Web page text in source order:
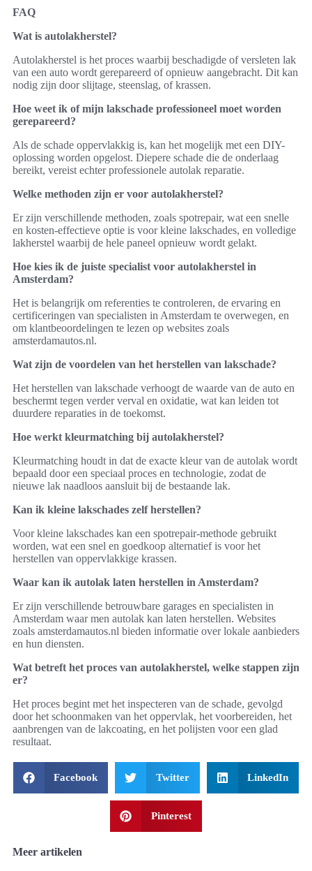
FAQ
Wat is autolakherstel?
Autolakherstel is het proces waarbij beschadigde of versleten lak
van een auto wordt gerepareerd of opnieuw aangebracht. Dit kan
nodig zijn door slijtage, steenslag, of krassen.
Hoe weet ik of mijn lakschade professioneel moet worden
gerepareerd?
Als de schade oppervlakkig is, kan het mogelijk met een DIY-
oplossing worden opgelost. Diepere schade die de onderlaag
bereikt, vereist echter professionele autolak reparatie.
Welke methoden zijn er voor autolakherstel?
Er zijn verschillende methoden, zoals spotrepair, wat een snelle
en kosten-effectieve optie is voor kleine lakschades, en volledige
lakherstel waarbij de hele paneel opnieuw wordt gelakt.
Hoe kies ik de juiste specialist voor autolakherstel in
Amsterdam?
Het is belangrijk om referenties te controleren, de ervaring en
certificeringen van specialisten in Amsterdam te overwegen, en
om klantbeoordelingen te lezen op websites zoals
amsterdamautos.nl.
Wat zijn de voordelen van het herstellen van lakschade?
Het herstellen van lakschade verhoogt de waarde van de auto en
beschermt tegen verder verval en oxidatie, wat kan leiden tot
duurdere reparaties in de toekomst.
Hoe werkt kleurmatching bij autolakherstel?
Kleurmatching houdt in dat de exacte kleur van de autolak wordt
bepaald door een speciaal proces en technologie, zodat de
nieuwe lak naadloos aansluit bij de bestaande lak.
Kan ik kleine lakschades zelf herstellen?
Voor kleine lakschades kan een spotrepair-methode gebruikt
worden, wat een snel en goedkoop alternatief is voor het
herstellen van oppervlakkige krassen.
Waar kan ik autolak laten herstellen in Amsterdam?
Er zijn verschillende betrouwbare garages en specialisten in
Amsterdam waar men autolak kan laten herstellen. Websites
zoals amsterdamautos.nl bieden informatie over lokale aanbieders
en hun diensten.
Wat betreft het proces van autolakherstel, welke stappen zijn
er?
Het proces begint met het inspecteren van de schade, gevolgd
door het schoonmaken van het oppervlak, het voorbereiden, het
aanbrengen van de lakcoating, en het polijsten voor een glad
resultaat.
Facebook Twitter LinkedIn
Pinterest
Meer artikelen